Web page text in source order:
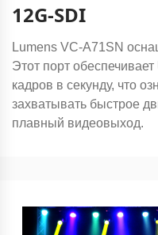
12G-SDI
Lumens VC-A71SN
Этот порт
кадров в секунду, что
захватывать быстрое
плавный видеовыход.